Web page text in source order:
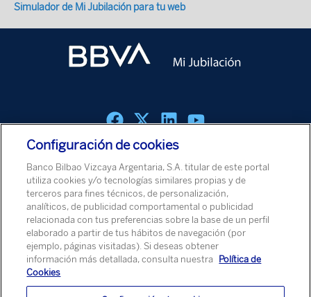
Simulador de Mi Jubilación para tu web
Política de cookies Aviso Legal
Política de Protección de Datos
Aviso de Seguridad
© Banco Bilbao Vizcaya Argentaria, S.A. 2026
Configuración de cookies
Banco Bilbao Vizcaya Argentaria, S.A. titular de este portal
utiliza cookies y/o tecnologías similares propias y de
terceros para fines técnicos, de personalización,
analíticos, de publicidad comportamental o publicidad
relacionada con tus preferencias sobre la base de un perfil
elaborado a partir de tus hábitos de navegación (por
ejemplo, páginas visitadas). Si deseas obtener
información más detallada, consulta nuestra
Política de
Cookies